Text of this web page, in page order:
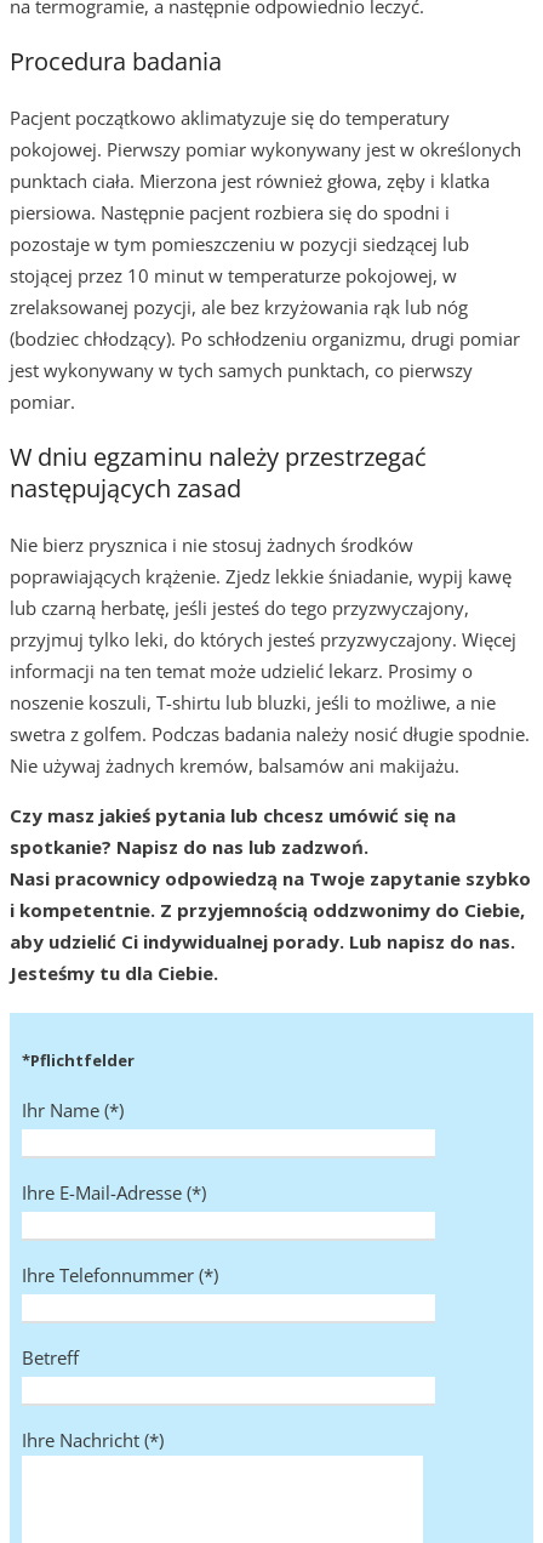
na termogramie, a następnie odpowiednio leczyć.
Procedura badania
Pacjent początkowo aklimatyzuje się do temperatury
pokojowej. Pierwszy pomiar wykonywany jest w określonych
punktach ciała. Mierzona jest również głowa, zęby i klatka
piersiowa. Następnie pacjent rozbiera się do spodni i
pozostaje w tym pomieszczeniu w pozycji siedzącej lub
stojącej przez 10 minut w temperaturze pokojowej, w
zrelaksowanej pozycji, ale bez krzyżowania rąk lub nóg
(bodziec chłodzący). Po schłodzeniu organizmu, drugi pomiar
jest wykonywany w tych samych punktach, co pierwszy
pomiar.
W dniu egzaminu należy przestrzegać
następujących zasad
Nie bierz prysznica i nie stosuj żadnych środków
poprawiających krążenie. Zjedz lekkie śniadanie, wypij kawę
lub czarną herbatę, jeśli jesteś do tego przyzwyczajony,
przyjmuj tylko leki, do których jesteś przyzwyczajony. Więcej
informacji na ten temat może udzielić lekarz. Prosimy o
noszenie koszuli, T-shirtu lub bluzki, jeśli to możliwe, a nie
swetra z golfem. Podczas badania należy nosić długie spodnie.
Nie używaj żadnych kremów, balsamów ani makijażu.
Czy masz jakieś pytania lub chcesz umówić się na
spotkanie? Napisz do nas lub zadzwoń.
Nasi pracownicy odpowiedzą na Twoje zapytanie szybko
i kompetentnie. Z przyjemnością oddzwonimy do Ciebie,
aby udzielić Ci indywidualnej porady. Lub napisz do nas.
Jesteśmy tu dla Ciebie.
*Pflichtfelder
Ihr Name (*)
Ihre E-Mail-Adresse (*)
Ihre Telefonnummer (*)
Betreff
Ihre Nachricht (*)